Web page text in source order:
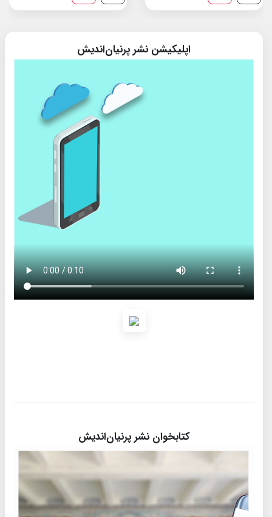
اپلیکیشن نشر پرنیان‌اندیش
کتابخوان نشر پرنیان‌اندیش